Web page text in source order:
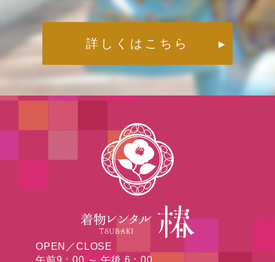
詳しくはこちら ▶︎
OPEN／CLOSE
午前9：00 ～ 午後 6：00